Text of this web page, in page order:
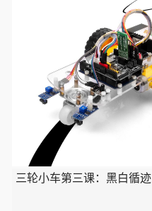
三轮小车第三课：黑白循迹